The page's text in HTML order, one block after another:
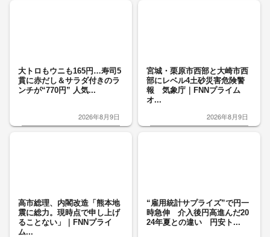
大トロもウニも165円…寿司5
貫に赤だし＆サラダ付きのラ
ンチが“770円” 人気...
2026年8月9日
宮城・栗原市西部と大崎市西
部にレベル4土砂災害危険警
報 気象庁｜FNNプライム
オ...
2026年8月9日
高市総理、内閣改造「熊本地
震に総力。現時点で申し上げ
ることない」｜FNNプライ
ム...
“雇用統計サプライズ”で円一
時急伸 介入後円高進んだ20
24年夏との違い 円安ト...